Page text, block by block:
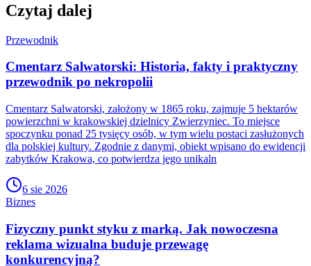
Czytaj dalej
Przewodnik
Cmentarz Salwatorski: Historia, fakty i praktyczny
przewodnik po nekropolii
Cmentarz Salwatorski, założony w 1865 roku, zajmuje 5 hektarów
powierzchni w krakowskiej dzielnicy Zwierzyniec. To miejsce
spoczynku ponad 25 tysięcy osób, w tym wielu postaci zasłużonych
dla polskiej kultury. Zgodnie z danymi, obiekt wpisano do ewidencji
zabytków Krakowa, co potwierdza jego unikaln
6 sie 2026
Biznes
Fizyczny punkt styku z marką. Jak nowoczesna
reklama wizualna buduje przewagę
konkurencyjną?